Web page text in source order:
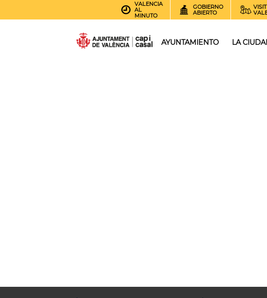
VALENCIA
AL
MINUTO
GOBIERNO
ABIERTO
VISIT
AYUNTAMIENTO LA